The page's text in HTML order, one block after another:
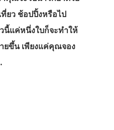
ที่ยว ช้อปปิ้งหรือไป
นี้แค่หนึ่งใบก็จะทำให้
ยขึ้น เพียงแค่คุณจอง